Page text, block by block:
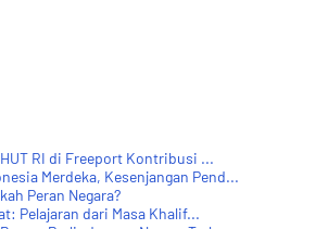
RI di Freeport Kontribusi ...
Merdeka, Kesenjangan Pend...
Peran Negara?
Pelajaran dari Masa Khalif...